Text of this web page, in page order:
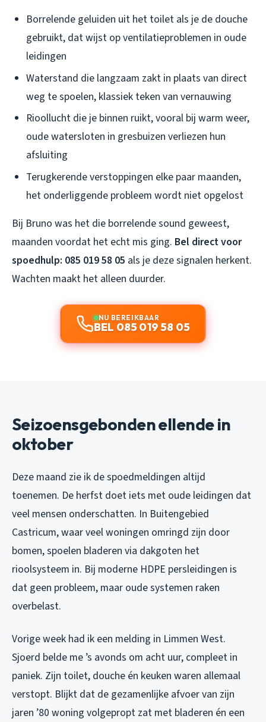
Borrelende geluiden uit het toilet als je de douche
gebruikt, dat wijst op ventilatieproblemen in oude
leidingen
Waterstand die langzaam zakt in plaats van direct
weg te spoelen, klassiek teken van vernauwing
Rioollucht die je binnen ruikt, vooral bij warm weer,
oude watersloten in gresbuizen verliezen hun
afsluiting
Terugkerende verstoppingen elke paar maanden,
het onderliggende probleem wordt niet opgelost
Bij Bruno was het die borrelende sound geweest,
maanden voordat het echt mis ging. Bel direct voor
spoedhulp: 085 019 58 05 als je deze signalen herkent.
Wachten maakt het alleen duurder.
NU BEREIKBAAR
BEL 085 019 58 05
Seizoensgebonden ellende in
oktober
Deze maand zie ik de spoedmeldingen altijd
toenemen. De herfst doet iets met oude leidingen dat
veel mensen onderschatten. In Buitengebied
Castricum, waar veel woningen omringd zijn door
bomen, spoelen bladeren via dakgoten het
rioolsysteem in. Bij moderne HDPE persleidingen is
dat geen probleem, maar oude systemen raken
overbelast.
Vorige week had ik een melding in Limmen West.
Sjoerd belde me ’s avonds om acht uur, compleet in
paniek. Zijn toilet, douche én keuken waren allemaal
verstopt. Blijkt dat de gezamenlijke afvoer van zijn
jaren ’80 woning volgepropt zat met bladeren én een